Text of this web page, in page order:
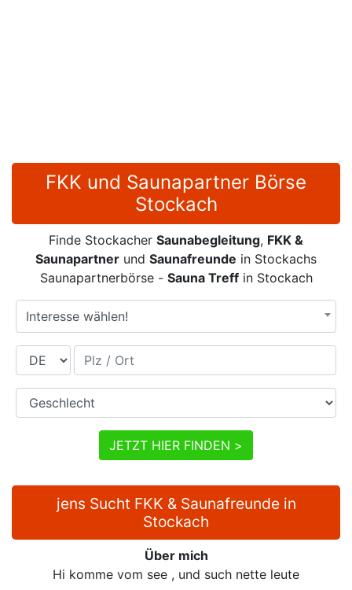
FKK und Saunapartner Börse
Stockach
Finde Stockacher Saunabegleitung, FKK &
Saunapartner und Saunafreunde in Stockachs
Saunapartnerbörse - Sauna Treffin Stockach
Interesse wählen!
Land Plz / Ort
Geschlecht
JETZT HIER FINDEN >
jens Sucht FKK & Saunafreunde in
Stockach
Über mich
Hi komme vom see , und such nette leute